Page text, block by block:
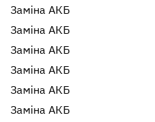
Заміна АКБ
Заміна АКБ
Заміна АКБ
Заміна АКБ
Заміна АКБ
Заміна АКБ